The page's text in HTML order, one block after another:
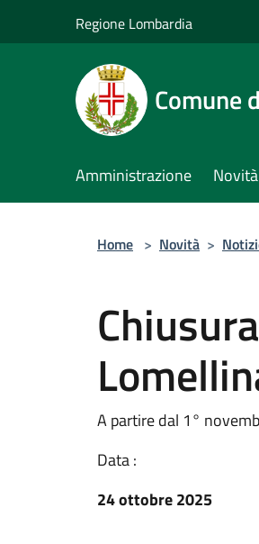
Regione Lombardia
Comune
Amministrazione Novità
Home > Novità >
A partire dal 1°
Data :
24 ottobre 2025